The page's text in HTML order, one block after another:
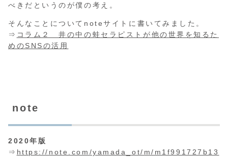
べきだというのが僕の考え。
そんなことについてnoteサイトに書いてみました。
⇒ コラム２ 井の中の蛙セラピストが他の世界を知るた
めのSNSの活用
note
2020年版
⇒ https://note.com/yamada_ot/m/m1f991727b13